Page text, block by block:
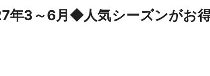
年3～6月◆人気シーズンがお